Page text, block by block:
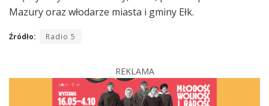
Mazury oraz włodarze miasta i gminy Ełk.
Źródło: Radio 5
REKLAMA